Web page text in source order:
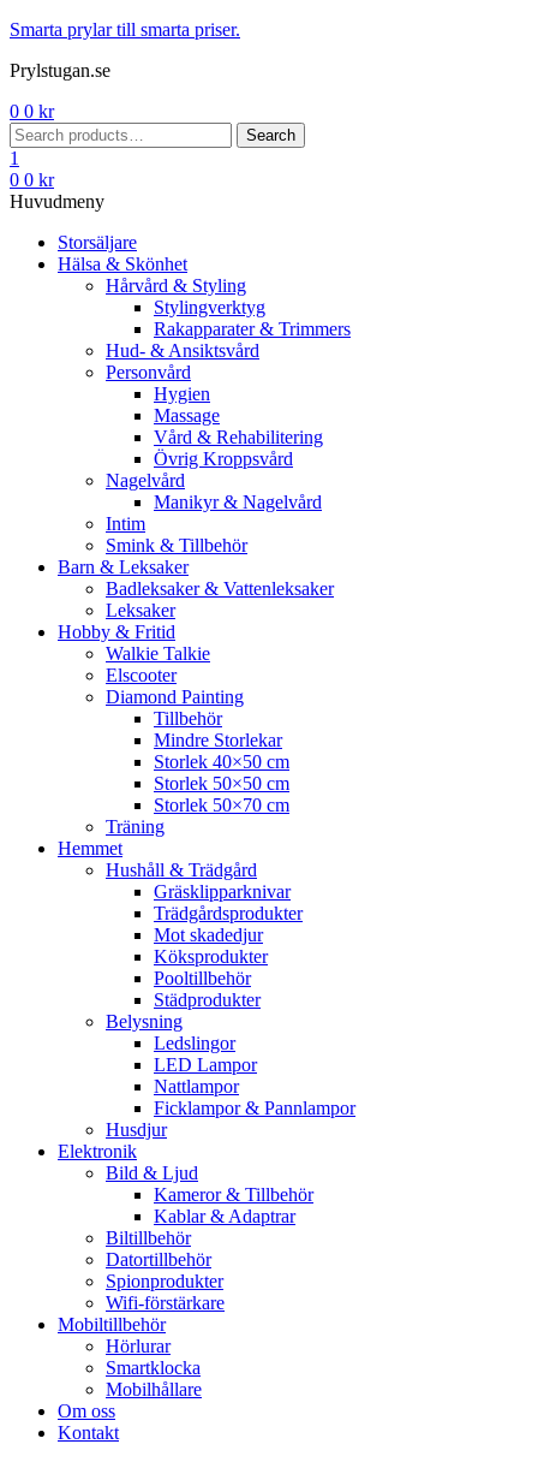
Menu
Smarta prylar till smarta priser.
Prylstugan.se
0 0 kr
Search
for:
Search
1
0 0 kr
Huvudmeny
Storsäljare
Hälsa & Skönhet
Hårvård & Styling
Stylingverktyg
Rakapparater & Trimmers
Hud- & Ansiktsvård
Personvård
Hygien
Massage
Vård & Rehabilitering
Övrig Kroppsvård
Nagelvård
Manikyr & Nagelvård
Intim
Smink & Tillbehör
Barn & Leksaker
Badleksaker & Vattenleksaker
Leksaker
Hobby & Fritid
Walkie Talkie
Elscooter
Diamond Painting
Tillbehör
Mindre Storlekar
Storlek 40×50 cm
Storlek 50×50 cm
Storlek 50×70 cm
Träning
Hemmet
Hushåll & Trädgård
Gräsklipparknivar
Trädgårdsprodukter
Mot skadedjur
Köksprodukter
Pooltillbehör
Städprodukter
Belysning
Ledslingor
LED Lampor
Nattlampor
Ficklampor & Pannlampor
Husdjur
Elektronik
Bild & Ljud
Kameror & Tillbehör
Kablar & Adaptrar
Biltillbehör
Datortillbehör
Spionprodukter
Wifi-förstärkare
Mobiltillbehör
Hörlurar
Smartklocka
Mobilhållare
Om oss
Kontakt